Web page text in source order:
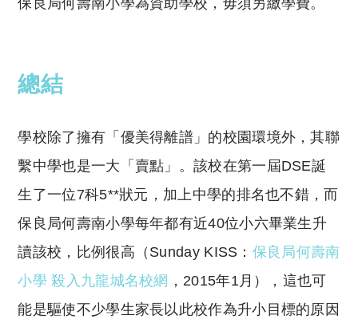
保良局何壽南小學為資助學校，毋須另繳學費。
總結
學校除了擁有「優美得離譜」的校園環境外，其聯
繫中學也是一大「賣點」。該校在第一屆DSE誕
生了一位7科5**狀元，加上中學的排名也不錯，而
保良局何壽南小學每年都有近40位小六畢業生升
讀該校，比例很高（Sunday KISS： 保良局何壽南
小學 殺入九龍城名校網 ，2015年1月），這也可
能是驅使不少學生家長以此校作為升小目標的原因